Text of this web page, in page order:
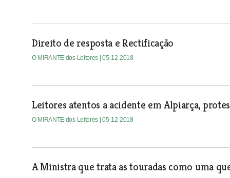
Direito de resposta e Rectificação
O MIRANTE dos Leitores | 05-12-2018
Leitores atentos a acidente em Alpiarça,
O MIRANTE dos Leitores | 05-12-2018
A Ministra que trata as touradas como uma